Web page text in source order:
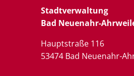
Stadtverwaltung
Bad Neuenahr-
Hauptstraße 116
53474 Bad Neuenahr-